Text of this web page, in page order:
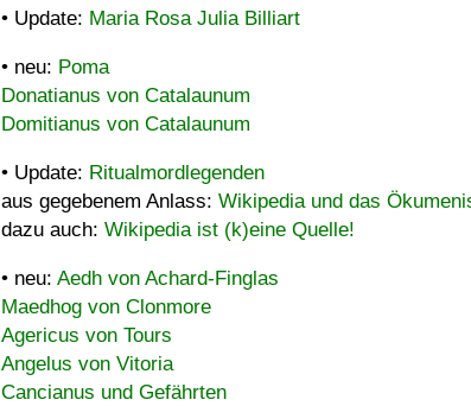
• Update: Maria Rosa Julia Billiart
• neu: Poma
Donatianus von Catalaunum
Domitianus von Catalaunum
• Update: Ritualmordlegenden
aus gegebenem Anlass: Wikipedia und das
dazu auch: Wikipedia ist (k)eine Quelle!
• neu: Aedh von Achard-Finglas
Maedhog von Clonmore
Agericus von Tours
Angelus von Vitoria
Cancianus und Gefährten